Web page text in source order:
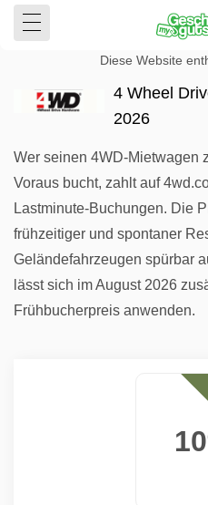
Diese Website
4 Wheel
2026
Wer seinen 4WD-Mietwagen
Voraus bucht, zahlt auf
Lastminute-Buchungen. Die
frühzeitiger und spontaner
Geländefahrzeugen spürbar
lässt sich im August 2026
Frühbucherpreis anwenden.